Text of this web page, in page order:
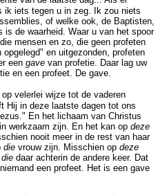
ik iets tegen u in zeg. Ik zou niets
of welke ook, de Baptisten,
is de waarheid. Waar u van het spoor
mensen en zo, die geen profeten
en uitgezonden, profeten
een gave van profetie. Daar lag uw
en een profeet. De gave.
velerlei wijze tot de vaderen
Hij in deze laatste dagen tot ons
En het lichaam van Christus
werkzaam zijn. En het kan op deze
nooit meer in de rest van haar
die vrouw zijn. Misschien op deze
die daar achterin de andere keer. Dat
een profeet. Het is een gave